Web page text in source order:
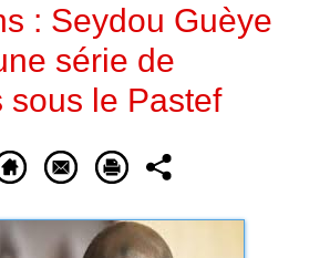
: Seydou Guèye
série de
sous le Pastef